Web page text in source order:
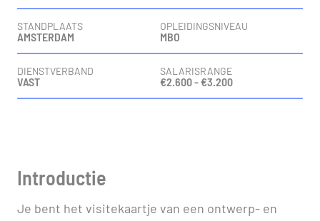
STANDPLAATS
AMSTERDAM
OPLEIDINGSNIVEAU
MBO
DIENSTVERBAND
VAST
SALARISRANGE
€2.600 - €3.200
Vacaturebeschrijving
Introductie
Je bent het visitekaartje van een ontwerp- en